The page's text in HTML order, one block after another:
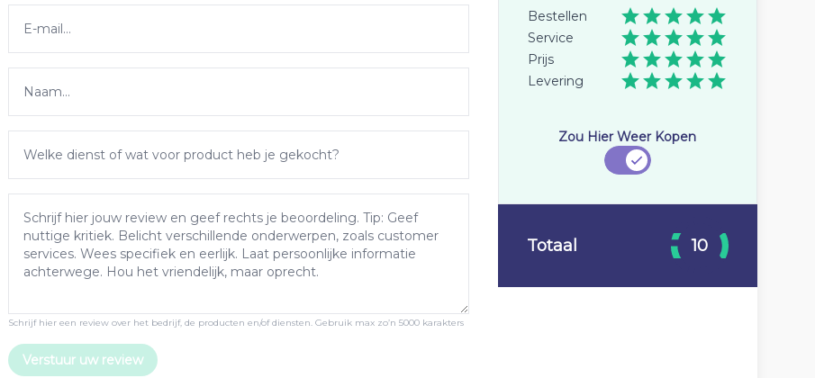
Schrijf hier een review over het bedrijf, de producten en/of diensten. Gebruik max zo’n 5000 karakters
Verstuur uw review
Bestellen
Service
Prijs
Levering
Zou Hier Weer Kopen
Totaal 10